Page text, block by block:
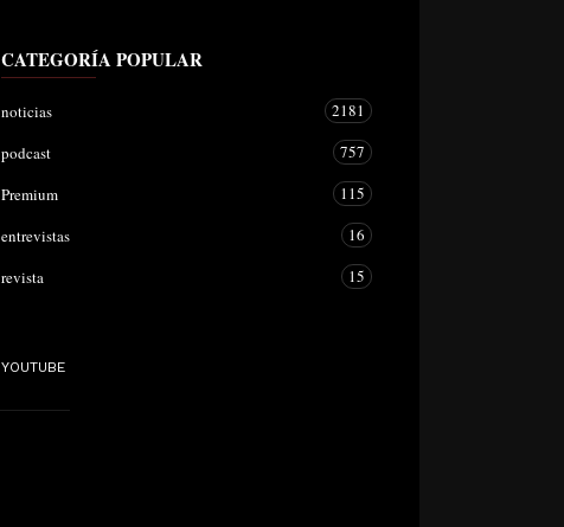
CATEGORÍA POPULAR
noticias
2181
podcast
757
Premium
115
entrevistas
16
revista
15
YOUTUBE